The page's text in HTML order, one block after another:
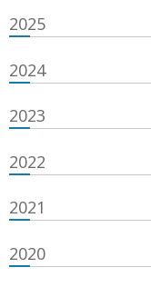
2025
2024
2023
2022
2021
2020